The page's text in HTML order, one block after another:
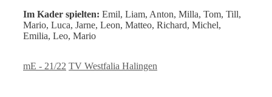
Im Kader spielten: Emil, Liam, Anton, Milla, Tom, Till,
Mario, Luca, Jarne, Leon, Matteo, Richard, Michel,
Emilia, Leo, Mario
Kategorien
mE - 21/22 Schlagwörter
TV Westfalia Halingen